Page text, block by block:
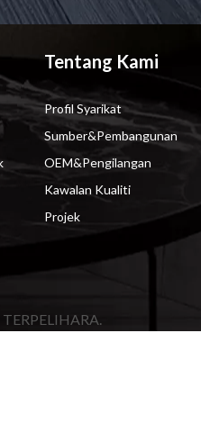
Tentang Kami
Profil Syarikat
Sumber&Pembangunan
OEM&Pengilangan
Kawalan Kualiti
Projek